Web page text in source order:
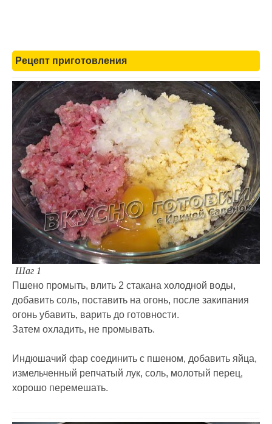
Рецепт приготовления
Шаг 1
Пшено промыть, влить 2 стакана холодной воды,
добавить соль, поставить на огонь, после закипания
огонь убавить, варить до готовности.
Затем охладить, не промывать.
Индюшачий фар соединить с пшеном, добавить яйца,
измельченный репчатый лук, соль, молотый перец,
хорошо перемешать.